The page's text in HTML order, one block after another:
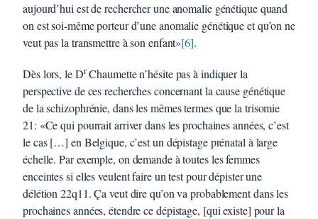
aujourd’hui est de rechercher une anomalie génétique quand
on est soi-même porteur d’une anomalie génétique et qu’on ne
veut pas la transmettre à son enfant»[6].
Dès lors, le DrChaumette n’hésite pas à indiquer la
perspective de ces recherches concernant la cause génétique
de la schizophrénie, dans les mêmes termes que la trisomie
21: «Ce qui pourrait arriver dans les prochaines années, c’est
le cas […] en Belgique, c’est un dépistage prénatal à large
échelle. Par exemple, on demande à toutes les femmes
enceintes si elles veulent faire un test pour dépister une
délétion 22q11. Ça veut dire qu’on va probablement dans les
prochaines années, étendre ce dépistage, [qui existe] pour la